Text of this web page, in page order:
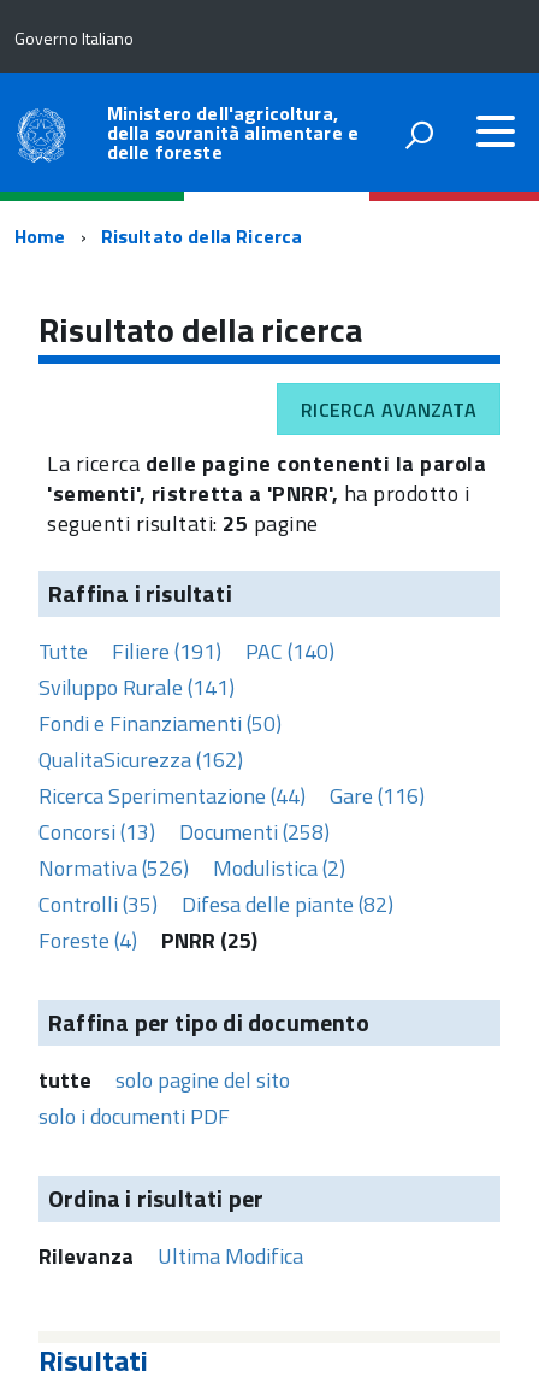
Governo Italiano
Ministero dell'agricoltura,
della sovranità alimentare e
delle foreste
Percorso
navigazione
Home Risultato della Ricerca
Risultato della ricerca
RICERCA AVANZATA
La ricerca delle pagine contenenti la parola
'sementi', ristretta a 'PNRR', ha prodotto i
seguenti risultati: 25 pagine
Raffina i risultati
Tutte Filiere (191)
PAC (140)
Sviluppo Rurale (141)
Fondi e Finanziamenti (50)
QualitaSicurezza (162)
Ricerca Sperimentazione (44)
Gare (116)
Concorsi (13)
Documenti (258)
Normativa (526)
Modulistica (2)
Controlli (35)
Difesa delle piante (82)
Foreste (4)
PNRR (25)
Raffina per tipo di documento
tutte
solo pagine del sito
solo i documenti PDF
Ordina i risultati per
Rilevanza Ultima Modifica
Risultati